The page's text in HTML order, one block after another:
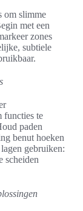
om slimme
met een
zones
subtiele
functies te
paden
benut hoeken
gebruiken:
scheiden